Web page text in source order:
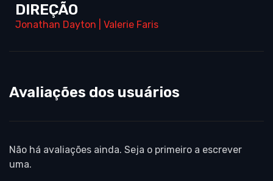
DIREÇÃO
Jonathan Dayton Valerie Faris
Avaliações dos usuários
Não há avaliações ainda. Seja o primeiro a escrever
uma.